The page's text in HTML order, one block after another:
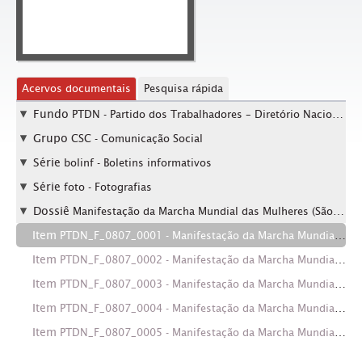
Acervos documentais Pesquisa rápida
Fundo PTDN - Partido dos Trabalhadores – Diretório Nacional
Grupo CSC - Comunicação Social
Série bolinf - Boletins informativos
Série foto - Fotografias
Dossiê Manifestação da Marcha Mundial das Mulheres (São Paulo-SP, 8 mar. 2003).
Item PTDN_F_0807_0001 - Manifestação da Marcha Mundial das Mulheres (São Paulo-SP, 8 mar. 2003). / Crédito: César Ogata
Item PTDN_F_0807_0002 - Manifestação da Marcha Mundial das Mulheres (São Paulo-SP, 8 mar. 2003). / Crédito: César Ogata
Item PTDN_F_0807_0003 - Manifestação da Marcha Mundial das Mulheres (São Paulo-SP, 8 mar. 2003). / Crédito: César Ogata
Item PTDN_F_0807_0004 - Manifestação da Marcha Mundial das Mulheres (São Paulo-SP, 8 mar. 2003). / Crédito: César Ogata
Item PTDN_F_0807_0005 - Manifestação da Marcha Mundial das Mulheres (São Paulo-SP, 8 mar. 2003). / Crédito: César Ogata